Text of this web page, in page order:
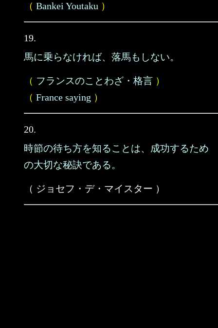
（ Bankei Youtaku ）
19.
馬に乗らなければ、落馬もしない。
（ フランスのことわざ・格言 ）
（ France saying ）
20.
時節の待ち方を知ることは、成功するため
の大切な秘訣である。
（ ジョセフ・デ・マイスター ）